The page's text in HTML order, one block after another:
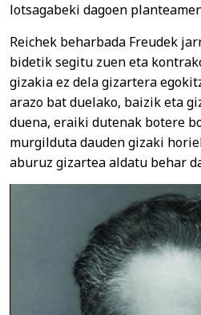
lotsagabeki dagoen
Reichek beharbada Freudek
bidetik segitu zuen eta
gizakia ez dela gizartera
arazo bat duelako, baizik eta
duena, eraiki dutenak botere
murgilduta dauden gizaki
aburuz gizartea aldatu behar